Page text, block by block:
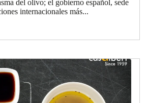
del olivo; el gobierno español, sede
internacionales más...